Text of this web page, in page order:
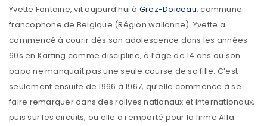
Yvette Fontaine, vit aujourd’hui à Grez-Doiceau, commune
francophone de Belgique (Région wallonne). Yvette a
commencé à courir dès son adolescence dans les années
60s en Karting comme discipline, à l’âge de 14 ans ou son
papa ne manquait pas une seule course de sa fille. C’est
seulement ensuite de 1966 à 1967, qu’elle commence à se
faire remarquer dans des rallyes nationaux et internationaux,
puis sur les circuits, ou elle a remporté pour la firme Alfa